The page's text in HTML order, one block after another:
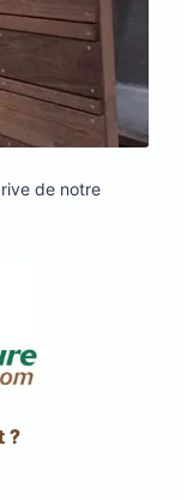
de notre
?